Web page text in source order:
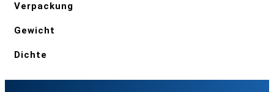
Verpackung
Gewicht
Dichte